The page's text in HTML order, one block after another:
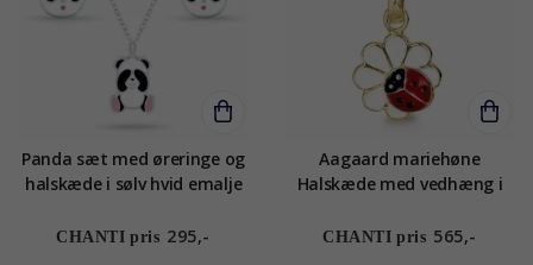
Panda sæt med øreringe og
halskæde i sølv hvid emalje
Little Ones
CHANTI pris 295,-
Aagaard mariehøne
Halskæde med vedhæng i
emalje sort emalje
CHANTI pris 565,-